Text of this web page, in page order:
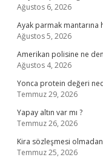
Ağustos 6, 2026
Ayak parmak mantarına
Ağustos 5, 2026
Amerikan polisine ne
Ağustos 4, 2026
Yonca protein değeri
Temmuz 29, 2026
Yapay altın var mı ?
Temmuz 26, 2026
Kira sözleşmesi
Temmuz 25, 2026